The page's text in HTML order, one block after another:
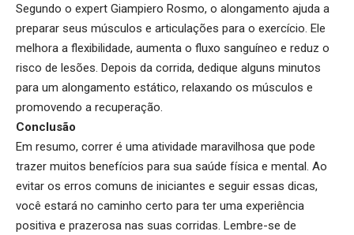
Segundo o expert Giampiero Rosmo, o alongamento ajuda a
preparar seus músculos e articulações para o exercício. Ele
melhora a flexibilidade, aumenta o fluxo sanguíneo e reduz o
risco de lesões. Depois da corrida, dedique alguns minutos
para um alongamento estático, relaxando os músculos e
promovendo a recuperação.
Conclusão
Em resumo, correr é uma atividade maravilhosa que pode
trazer muitos benefícios para sua saúde física e mental. Ao
evitar os erros comuns de iniciantes e seguir essas dicas,
você estará no caminho certo para ter uma experiência
positiva e prazerosa nas suas corridas. Lembre-se de